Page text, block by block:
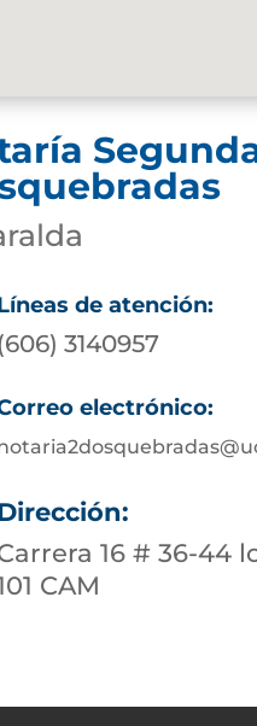
de atención:
(606) 3140957
electrónico:
16 # 36-44
CAM